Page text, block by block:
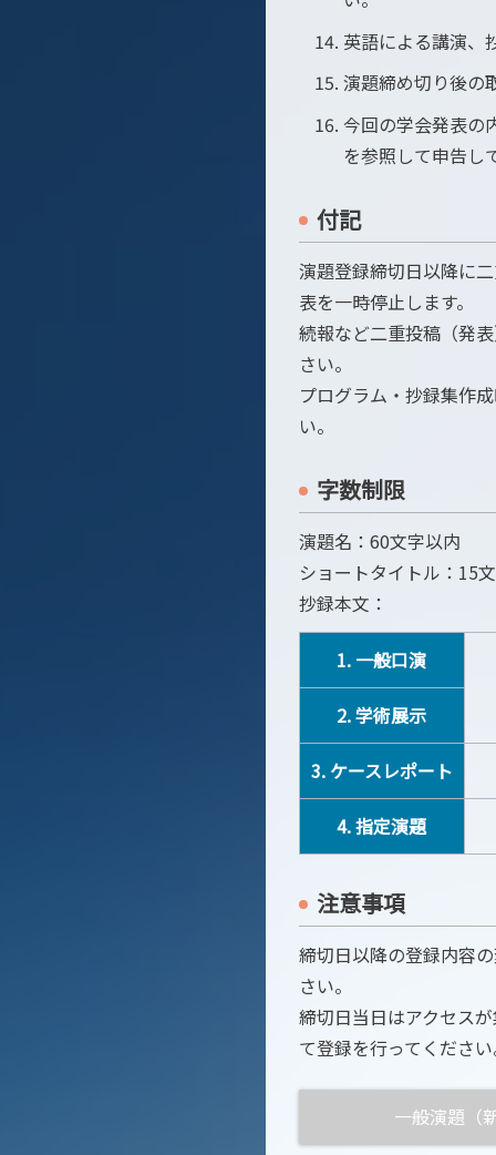
英語による講演、
演題締め切り後の
今回の学会発表の
を参照して申告し
付記
演題登録締切日以降に
表を一時停止します。
続報など二重投稿（発
さい。
プログラム・抄録集作
い。
字数制限
演題名：60文字以内
ショートタイトル：15
抄録本文：
1. 一般口演
2. 学術展示
3. ケースレポート
4. 指定演題
注意事項
締切日以降の登録内容
さい。
締切日当日はアクセス
て登録を行ってくださ
一般演題（